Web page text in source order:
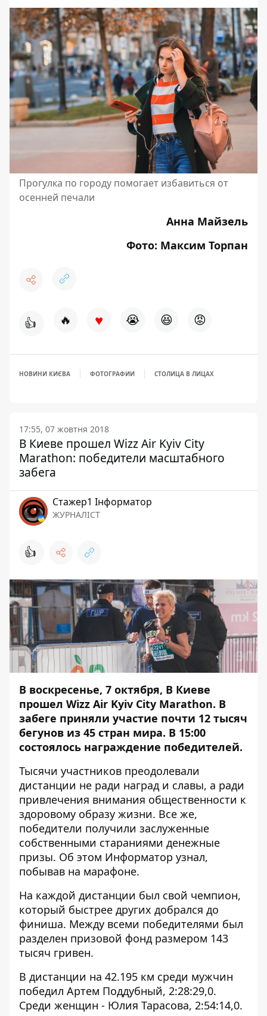
Прогулка по городу помогает избавиться от
осенней печали
Анна Майзель
Фото: Максим Торпан
👍 🔥 ♥ 😭 😆 😡
НОВИНИ КИЄВА ФОТОГРАФИИ СТОЛИЦА В ЛИЦАХ
17:55, 07 жовтня 2018
В Киеве прошел Wizz Air Kyiv City
Marathon: победители масштабного
забега
Стажер1 Інформатор
ЖУРНАЛІСТ
👍
В воскресенье, 7 октября, В Киеве
прошел Wizz Air Kyiv City Marathon. В
забеге приняли участие почти 12 тысяч
бегунов из 45 стран мира. В 15:00
состоялось награждение победителей.
Тысячи участников преодолевали
дистанции не ради наград и славы, а ради
привлечения внимания общественности к
здоровому образу жизни. Все же,
победители получили заслуженные
собственными стараниями денежные
призы. Об этом Информатор узнал,
побывав на марафоне.
На каждой дистанции был свой чемпион,
который быстрее других добрался до
финиша. Между всеми победителями был
разделен призовой фонд размером 143
тысяч гривен.
В дистанции на 42.195 км среди мужчин
победил Артем Поддубный, 2:28:29,0.
Среди женщин - Юлия Тарасова, 2:54:14,0.